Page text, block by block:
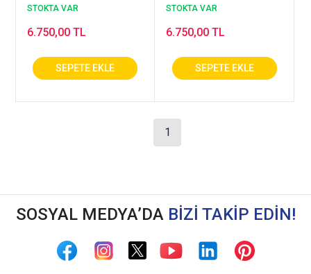
Ayaklar İçin) - ODS105B
STOKTA VAR
6.750,00 TL
(Taraklı, Şiş ve Ödemli
STOKTA VAR
6.750,00 TL
1
SOSYAL MEDYA’DA BİZİ TAKİP EDİN!